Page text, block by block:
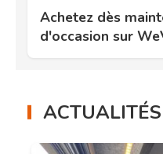
Achetez dès
d'occasion sur
ACTUALITÉS